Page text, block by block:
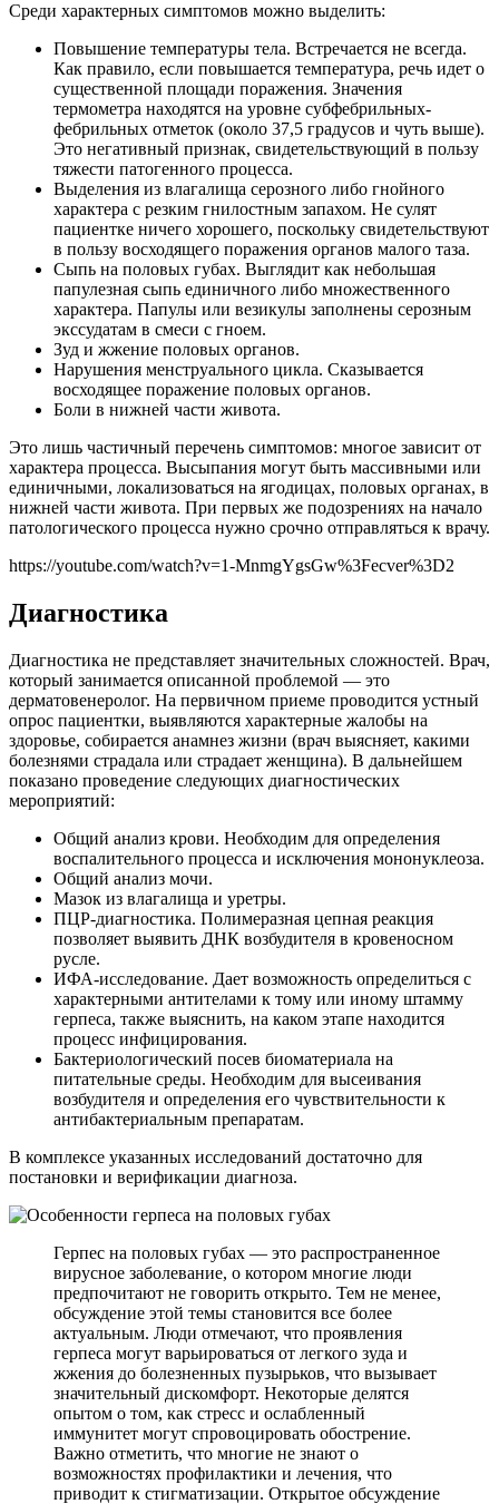
Среди характерных симптомов можно выделить:
Повышение температуры тела. Встречается не всегда.
Как правило, если повышается температура, речь идет о
существенной площади поражения. Значения
термометра находятся на уровне субфебрильных-
фебрильных отметок (около 37,5 градусов и чуть выше).
Это негативный признак, свидетельствующий в пользу
тяжести патогенного процесса.
Выделения из влагалища серозного либо гнойного
характера с резким гнилостным запахом. Не сулят
пациентке ничего хорошего, поскольку свидетельствуют
в пользу восходящего поражения органов малого таза.
Сыпь на половых губах. Выглядит как небольшая
папулезная сыпь единичного либо множественного
характера. Папулы или везикулы заполнены серозным
экссудатам в смеси с гноем.
Зуд и жжение половых органов.
Нарушения менструального цикла. Сказывается
восходящее поражение половых органов.
Боли в нижней части живота.
Это лишь частичный перечень симптомов: многое зависит от
характера процесса. Высыпания могут быть массивными или
единичными, локализоваться на ягодицах, половых органах, в
нижней части живота. При первых же подозрениях на начало
патологического процесса нужно срочно отправляться к врачу.
https://youtube.com/watch?v=1-MnmgYgsGw%3Fecver%3D2
Диагностика
Диагностика не представляет значительных сложностей. Врач,
который занимается описанной проблемой — это
дерматовенеролог. На первичном приеме проводится устный
опрос пациентки, выявляются характерные жалобы на
здоровье, собирается анамнез жизни (врач выясняет, какими
болезнями страдала или страдает женщина). В дальнейшем
показано проведение следующих диагностических
мероприятий:
Общий анализ крови. Необходим для определения
воспалительного процесса и исключения мононуклеоза.
Общий анализ мочи.
Мазок из влагалища и уретры.
ПЦР-диагностика. Полимеразная цепная реакция
позволяет выявить ДНК возбудителя в кровеносном
русле.
ИФА-исследование. Дает возможность определиться с
характерными антителами к тому или иному штамму
герпеса, также выяснить, на каком этапе находится
процесс инфицирования.
Бактериологический посев биоматериала на
питательные среды. Необходим для высеивания
возбудителя и определения его чувствительности к
антибактериальным препаратам.
В комплексе указанных исследований достаточно для
постановки и верификации диагноза.
Герпес на половых губах — это распространенное
вирусное заболевание, о котором многие люди
предпочитают не говорить открыто. Тем не менее,
обсуждение этой темы становится все более
актуальным. Люди отмечают, что проявления
герпеса могут варьироваться от легкого зуда и
жжения до болезненных пузырьков, что вызывает
значительный дискомфорт. Некоторые делятся
опытом о том, как стресс и ослабленный
иммунитет могут спровоцировать обострение.
Важно отметить, что многие не знают о
возможностях профилактики и лечения, что
приводит к стигматизации. Открытое обсуждение